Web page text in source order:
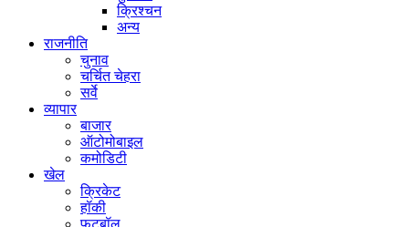
क्रिश्चन
अन्य
राजनीति
चुनाव
चर्चित चेहरा
सर्वे
व्यापार
बाजार
ऑटोमोबाइल
कमोडिटी
खेल
क्रिकेट
हॉकी
फुटबॉल